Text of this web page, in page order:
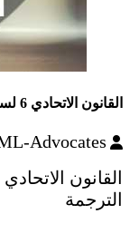
القانون الاتحادي 6 لسنة 2012 بشأن تنظيم مهنة الترجمة
Advocates
الترجمة